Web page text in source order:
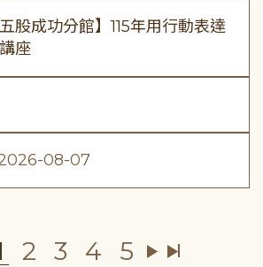
五股成功分館】115年用行動表達
座
08-07
2 3 4 5